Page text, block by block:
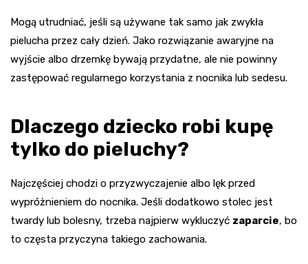
Mogą utrudniać, jeśli są używane tak samo jak zwykła
pielucha przez cały dzień. Jako rozwiązanie awaryjne na
wyjście albo drzemkę bywają przydatne, ale nie powinny
zastępować regularnego korzystania z nocnika lub sedesu.
Dlaczego dziecko robi kupę
tylko do pieluchy?
Najczęściej chodzi o przyzwyczajenie albo lęk przed
wypróżnieniem do nocnika. Jeśli dodatkowo stolec jest
twardy lub bolesny, trzeba najpierw wykluczyć zaparcie, bo
to częsta przyczyna takiego zachowania.